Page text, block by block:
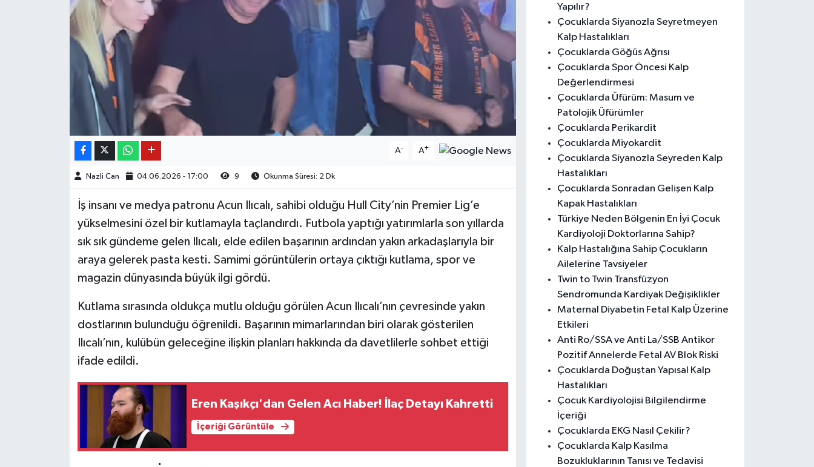
A- A+
Nazli Can 04.06.2026 - 17:00 9 Okunma Süresi: 2 Dk
İş insanı ve medya patronu Acun Ilıcalı, sahibi olduğu Hull City’nin Premier Lig’e
yükselmesini özel bir kutlamayla taçlandırdı. Futbola yaptığı yatırımlarla son yıllarda
sık sık gündeme gelen Ilıcalı, elde edilen başarının ardından yakın arkadaşlarıyla bir
araya gelerek pasta kesti. Samimi görüntülerin ortaya çıktığı kutlama, spor ve
magazin dünyasında büyük ilgi gördü.
Kutlama sırasında oldukça mutlu olduğu görülen Acun Ilıcalı’nın çevresinde yakın
dostlarının bulunduğu öğrenildi. Başarının mimarlarından biri olarak gösterilen
Ilıcalı’nın, kulübün geleceğine ilişkin planları hakkında da davetlilerle sohbet ettiği
ifade edildi.
Eren Kaşıkçı'dan Gelen Acı Haber! İlaç Detayı Kahretti
İçeriği Görüntüle
Yapılır?
Çocuklarda Siyanozla Seyretmeyen
Kalp Hastalıkları
Çocuklarda Göğüs Ağrısı
Çocuklarda Spor Öncesi Kalp
Değerlendirmesi
Çocuklarda Üfürüm: Masum ve
Patolojik Üfürümler
Çocuklarda Perikardit
Çocuklarda Miyokardit
Çocuklarda Siyanozla Seyreden Kalp
Hastalıkları
Çocuklarda Sonradan Gelişen Kalp
Kapak Hastalıkları
Türkiye Neden Bölgenin En İyi Çocuk
Kardiyoloji Doktorlarına Sahip?
Kalp Hastalığına Sahip Çocukların
Ailelerine Tavsiyeler
Twin to Twin Transfüzyon
Sendromunda Kardiyak Değişiklikler
Maternal Diyabetin Fetal Kalp Üzerine
Etkileri
Anti Ro/SSA ve Anti La/SSB Antikor
Pozitif Annelerde Fetal AV Blok Riski
Çocuklarda Doğuştan Yapısal Kalp
Hastalıkları
Çocuk Kardiyolojisi Bilgilendirme
İçeriği
Çocuklarda EKG Nasıl Çekilir?
Çocuklarda Kalp Kasılma
Bozukluklarının Tanısı ve Tedavisi